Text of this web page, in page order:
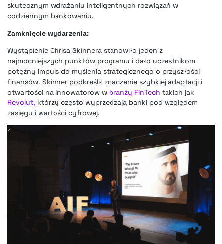
skutecznym wdrażaniu inteligentnych rozwiązań w
codziennym bankowaniu.
Zamknięcie wydarzenia:
Wystąpienie Chrisa Skinnera stanowiło jeden z
najmocniejszych punktów programu i dało uczestnikom
potężny impuls do myślenia strategicznego o przyszłości
finansów. Skinner podkreślił znaczenie szybkiej adaptacji i
otwartości na innowatorów w branży FinTech takich jak
Revolut, którzy często wyprzedzają banki pod względem
zasięgu i wartości cyfrowej.